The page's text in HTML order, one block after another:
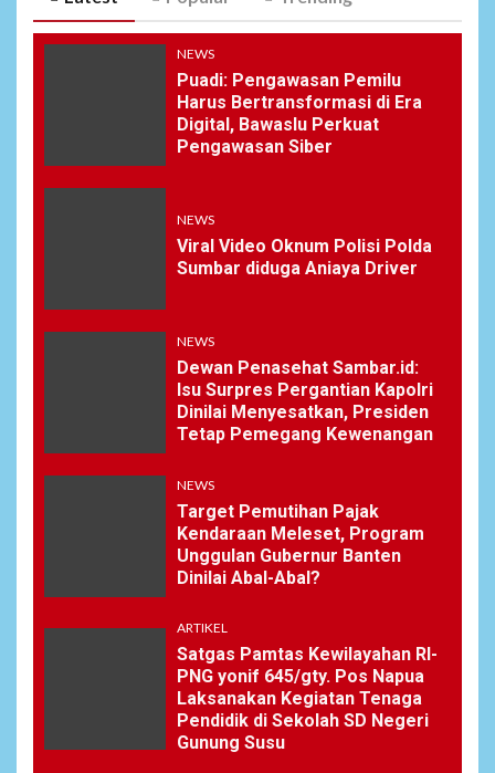
NEWS
Puadi: Pengawasan Pemilu
Harus Bertransformasi di Era
Digital, Bawaslu Perkuat
Pengawasan Siber
NEWS
Viral Video Oknum Polisi Polda
Sumbar diduga Aniaya Driver
NEWS
Dewan Penasehat Sambar.id:
Isu Surpres Pergantian Kapolri
Dinilai Menyesatkan, Presiden
Tetap Pemegang Kewenangan
NEWS
Target Pemutihan Pajak
Kendaraan Meleset, Program
Unggulan Gubernur Banten
Dinilai Abal-Abal?
ARTIKEL
Satgas Pamtas Kewilayahan RI-
PNG yonif 645/gty. Pos Napua
Laksanakan Kegiatan Tenaga
Pendidik di Sekolah SD Negeri
Gunung Susu